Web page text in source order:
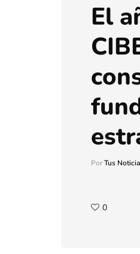
El
PorTus
0